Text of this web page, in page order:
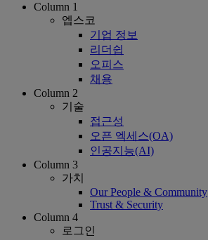
Column 1
엡스코
기업 정보
리더쉽
오피스
채용
Column 2
기술
접근성
오픈 엑세스(OA)
인공지능(AI)
Column 3
가치
Our People & Community
Trust & Security
Column 4
로그인